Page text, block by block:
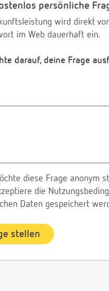
persönliche
wird direkt
im Web dauerhaft ein.
darauf, deine Frage
diese Frage anonym
die
Daten gespeichert